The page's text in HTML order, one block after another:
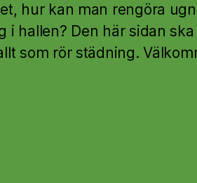
hur kan man rengöra
i hallen? Den här sidan
som rör städning.